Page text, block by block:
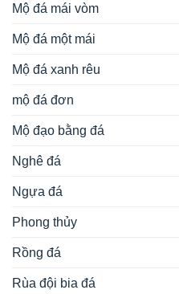
Mộ đá mái vòm
Mộ đá một mái
Mộ đá xanh rêu
mộ đá đơn
Mộ đạo bằng đá
Nghê đá
Ngựa đá
Phong thủy
Rồng đá
Rùa đội bia đá